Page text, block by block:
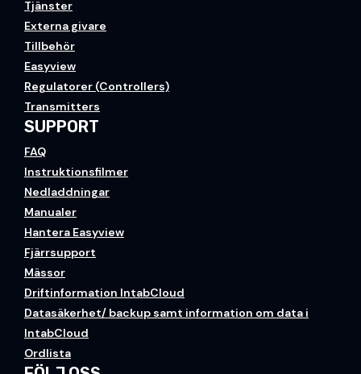
Tjänster
Externa givare
Tillbehör
Easyview
Regulatorer (Controllers)
Transmitters
SUPPORT
FAQ
Instruktionsfilmer
Nedladdningar
Manualer
Hantera Easyview
Fjärrsupport
Mässor
Driftinformation IntabCloud
Datasäkerhet/ backup samt information om data i
IntabCloud
Ordlista